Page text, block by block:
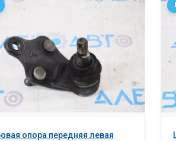
опора передняя левая